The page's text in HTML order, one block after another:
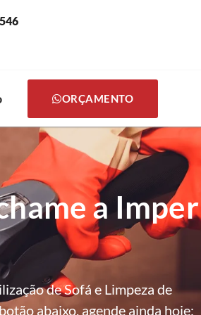
ORÇAMENTO
a Imper
de Sofá e Limpeza de
abaixo, agende ainda hoje: